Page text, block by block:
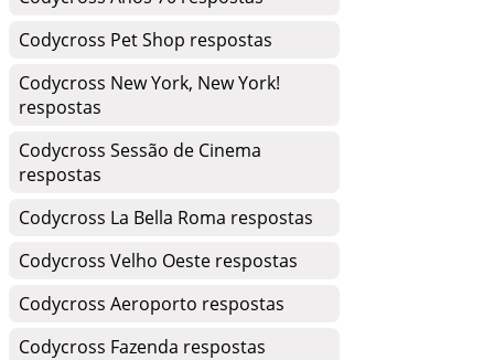
Codycross Pet Shop respostas
Codycross New York, New York!
respostas
Codycross Sessão de Cinema
respostas
Codycross La Bella Roma respostas
Codycross Velho Oeste respostas
Codycross Aeroporto respostas
Codycross Fazenda respostas